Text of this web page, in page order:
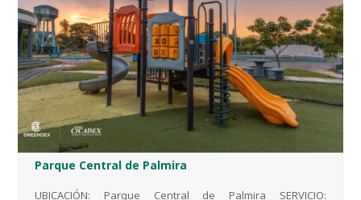
Parque Central de Palmira
UBICACIÓN: Parque Central de Palmira SERVICIO: